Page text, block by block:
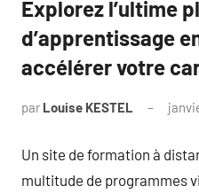
Explorez l’ultime
d’apprentissage
accélérer votre
par Louise KESTEL
Un site de formation à
multitude de programmes